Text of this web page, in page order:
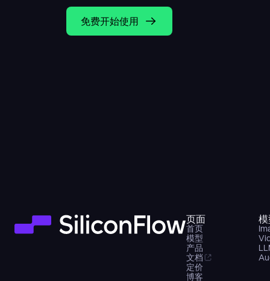
免费开始使用
页面
首页
模型
产品
文档
定价
博客